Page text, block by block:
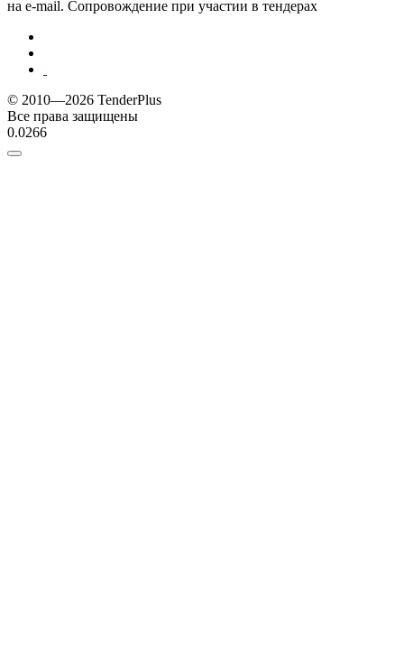
на e-mail. Сопровождение при участии в тендерах
© 2010—2026 TenderPlus
Все права защищены
0.0266